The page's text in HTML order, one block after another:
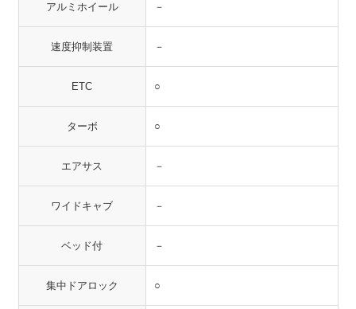
アルミホイール －
速度抑制装置 －
ETC ○
ターボ ○
エアサス －
ワイドキャブ －
ベッド付 －
集中ドアロック ○